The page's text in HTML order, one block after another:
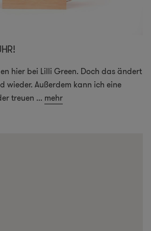
hier bei Lilli Green. Doch das ändert
wieder. Außerdem kann ich eine
treuen ... mehr